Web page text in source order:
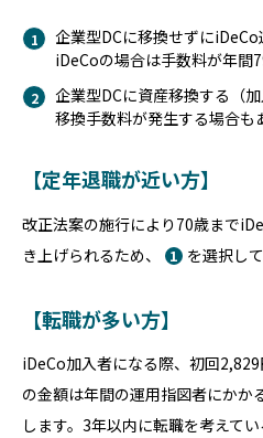
企業型DCに移換せずに
iDeCoの場合は手数料が年間
企業型DCに資産移換する（
移換手数料が発生する場合も
【定年退職が近い方】
改正法案の施行により70歳まで
き上げられるため、
1 を選択し
【転職が多い方】
iDeCo加入者になる際、初回
の金額は年間の運用指図者にかか
します。3年以内に転職を考えて